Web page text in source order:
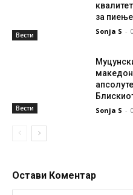
Вести
за пиење
Sonja S -
Вести Sonja S -
Остави Коментар